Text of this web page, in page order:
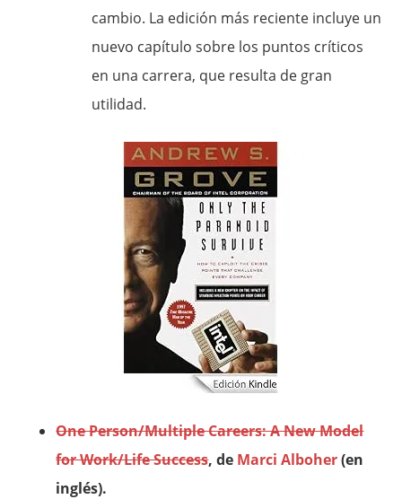
cambio. La edición más reciente incluye un
nuevo capítulo sobre los puntos críticos
en una carrera, que resulta de gran
utilidad.
One Person/Multiple Careers: A New Model
for Work/Life Success, de Marci Alboher(en
inglés).